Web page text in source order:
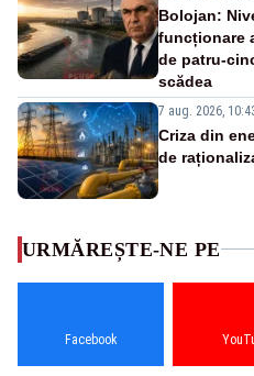
Bolojan:
funcționare
de patru-
scădea
7 aug. 2026,
Criza din
de
URMĂREȘTE-NE PE
Facebook